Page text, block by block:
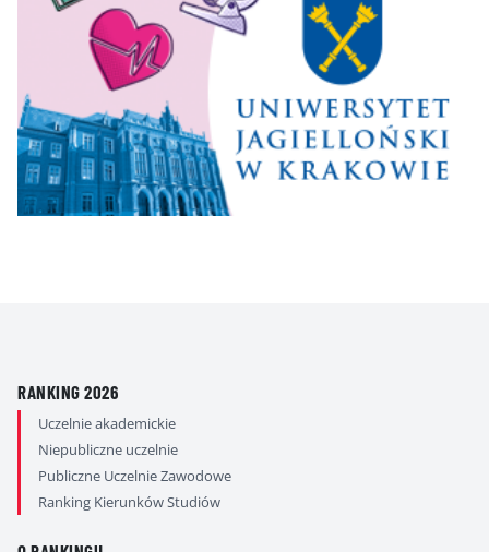
RANKING 2026
Uczelnie akademickie
Niepubliczne uczelnie
Publiczne Uczelnie Zawodowe
Ranking Kierunków Studiów